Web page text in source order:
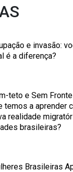
e invasão:
é a diferença?
teto e Sem
temos a aprender
realidade
brasileiras?
Brasileiras